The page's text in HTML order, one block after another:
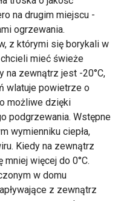
na drugim miejscu -
ogrzewania.
z którymi się borykali w
mieć świeże
na zewnątrz jest -20°C,
wlatuje powietrze o
możliwe dzięki
podgrzewania. Wstępne
wymienniku ciepła,
Kiedy na zewnątrz
więcej do 0°C.
w domu
z zewnątrz